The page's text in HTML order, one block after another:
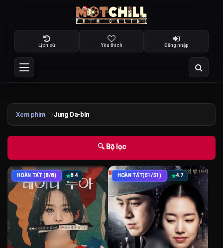
Lịch sử Yêu thích Đăng nhập
Xem phim Jung Da-bin
🔍 Bộ lọc
HOÀN TẤT (8/8) 8.4 HOÀN TẤT(51/51) 4.7